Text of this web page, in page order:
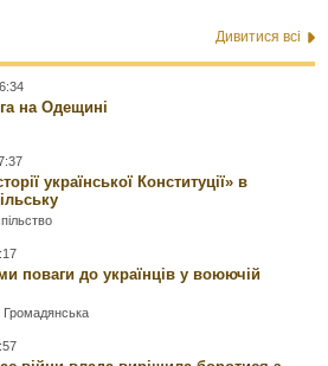
Дивитися всі
на Одещині
української Конституції» в
поваги до українців у воюючій
Громадянська